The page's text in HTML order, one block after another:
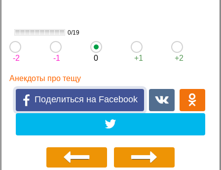
0/19
-2 -1 0 +1 +2
Анекдоты про тещу
Поделиться на Facebook